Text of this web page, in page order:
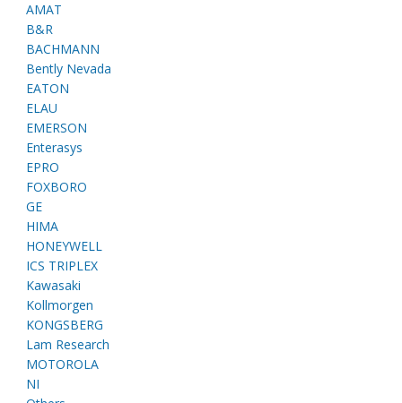
AMAT
B&R
BACHMANN
Bently Nevada
EATON
ELAU
EMERSON
Enterasys
EPRO
FOXBORO
GE
HIMA
HONEYWELL
ICS TRIPLEX
Kawasaki
Kollmorgen
KONGSBERG
Lam Research
MOTOROLA
NI